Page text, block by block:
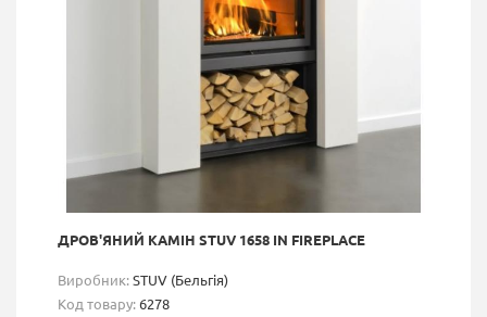
ДРОВ'ЯНИЙ КАМІН STUV 1658 IN FIREPLACE
Виробник:STUV (Бельгія)
Код товару:6278